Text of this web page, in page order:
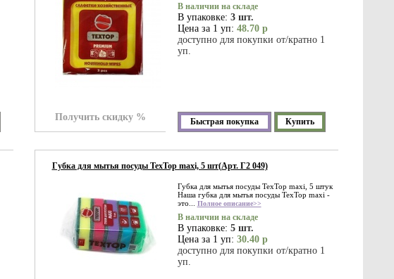
В наличии на складе
В упаковке: 3 шт.
Цена за 1 уп: 48.70 р
доступно для покупки от/кратно 1
уп.
Получить скидку % Быстрая покупка Купить
Губка для мытья посуды TexTop maxi, 5 шт(Арт. Г2 049)
Губка для мытья посуды TexTop maxi, 5 штук
Наша губка для мытья посуды TexTop maxi -
это... Полное описание>>
В наличии на складе
В упаковке: 5 шт.
Цена за 1 уп: 30.40 р
доступно для покупки от/кратно 1
уп.